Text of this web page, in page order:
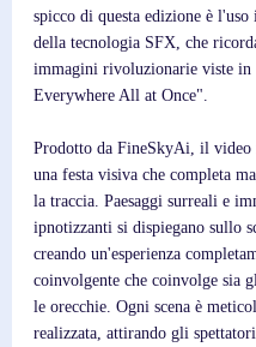
spicco di questa edizione è
della tecnologia SFX, che
immagini rivoluzionarie viste
Everywhere All at Once".
Prodotto da FineSkyAi, il video
una festa visiva che completa
la traccia. Paesaggi surreali e
ipnotizzanti si dispiegano sullo
creando un'esperienza
coinvolgente che coinvolge sia
le orecchie. Ogni scena è
realizzata, attirando gli